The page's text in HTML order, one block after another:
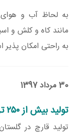
به لحاظ آب و هوای
مانند کاه و کلش و
به راحتی امکان
30 مرداد 1397
تولید بیش از ۲۵۰ تن قارچ